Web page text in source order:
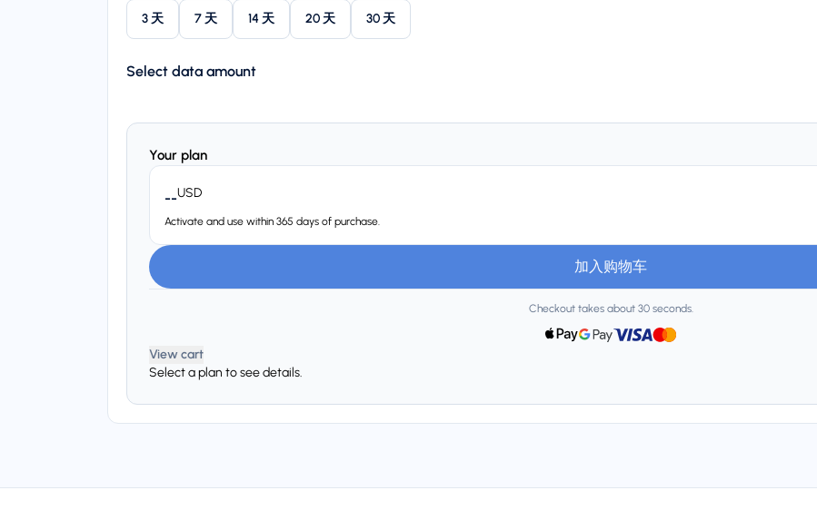
3 天 7 天 14 天 20 天 30 天
Select data amount
Your plan
--USD
Activate and use within 365 days of purchase.
加入购物车
Checkout takes about 30 seconds.
View cart
Select a plan to see details.